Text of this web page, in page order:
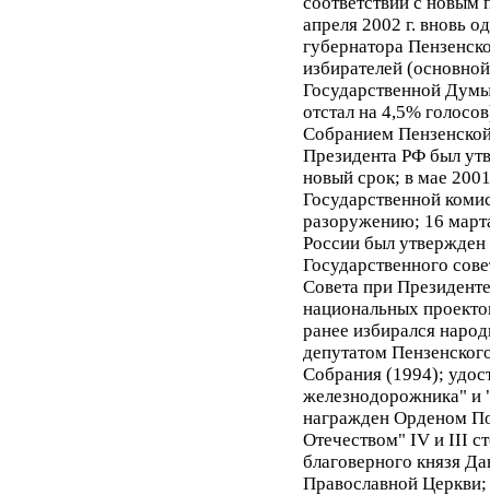
апреля 2002 г. вновь
губернатора
избирателей
Государственной
отстал на 4,5%
Собранием
Президента РФ был
новый срок; в мае
Государственной
разоружению; 16
России был
Государственного
Совета при
национальных
ранее избирался
депутатом
Собрания (1994);
железнодорожника"
награжден Орденом
Отечеством" IV и III
благоверного князя
Православной